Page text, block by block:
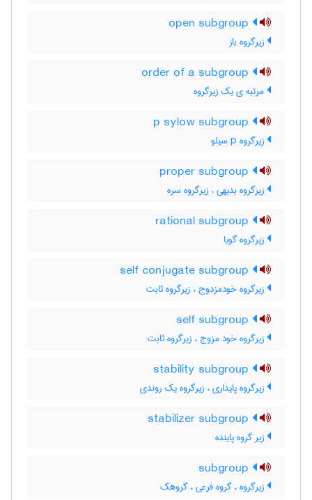
زیرگروه باز
مرتبه ی یک زیرگروه
زیرگروه p سیلو
زیرگروه بدیهی ، زیرگروه سره
زیرگروه گویا
زیرگروه خودمزدوج ، زیرگروه ثابت
زیرگروه خود مزوج ، زیرگروه ثابت
زیرگروه پایداری ، زیرگروه یک روندی
زیر گروه پاینده
زیرگروه ، گروه فرعی ، گروهک